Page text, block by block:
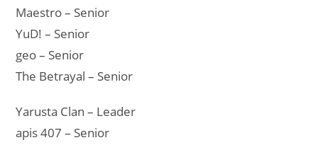
Maestro – Senior
YuD! – Senior
geo – Senior
The Betrayal – Senior
Yarusta Clan – Leader
apis 407 – Senior